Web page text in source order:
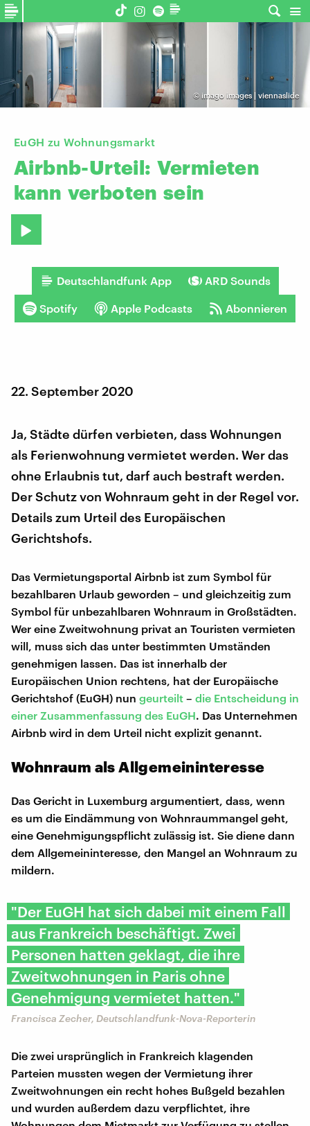
© imago images | viennaslide
EuGH zu Wohnungsmarkt
Airbnb-Urteil: Vermieten
kann verboten sein
Deutschlandfunk App ARD Sounds
Spotify Apple Podcasts Abonnieren
22. September 2020
Ja, Städte dürfen verbieten, dass Wohnungen
als Ferienwohnung vermietet werden. Wer das
ohne Erlaubnis tut, darf auch bestraft werden.
Der Schutz von Wohnraum geht in der Regel vor.
Details zum Urteil des Europäischen
Gerichtshofs.
Das Vermietungsportal Airbnb ist zum Symbol für
bezahlbaren Urlaub geworden – und gleichzeitig zum
Symbol für unbezahlbaren Wohnraum in Großstädten.
Wer eine Zweitwohnung privat an Touristen vermieten
will, muss sich das unter bestimmten Umständen
genehmigen lassen. Das ist innerhalb der
Europäischen Union rechtens, hat der Europäische
Gerichtshof (EuGH) nun geurteilt – die Entscheidung in
einer Zusammenfassung des EuGH. Das Unternehmen
Airbnb wird in dem Urteil nicht explizit genannt.
Wohnraum als Allgemeininteresse
Das Gericht in Luxemburg argumentiert, dass, wenn
es um die Eindämmung von Wohnraummangel geht,
eine Genehmigungspflicht zulässig ist. Sie diene dann
dem Allgemeininteresse, den Mangel an Wohnraum zu
mildern.
"Der EuGH hat sich dabei mit einem Fall
aus Frankreich beschäftigt. Zwei
Personen hatten geklagt, die ihre
Zweitwohnungen in Paris ohne
Genehmigung vermietet hatten."
Francisca Zecher, Deutschlandfunk-Nova-Reporterin
Die zwei ursprünglich in Frankreich klagenden
Parteien mussten wegen der Vermietung ihrer
Zweitwohnungen ein recht hohes Bußgeld bezahlen
und wurden außerdem dazu verpflichtet, ihre